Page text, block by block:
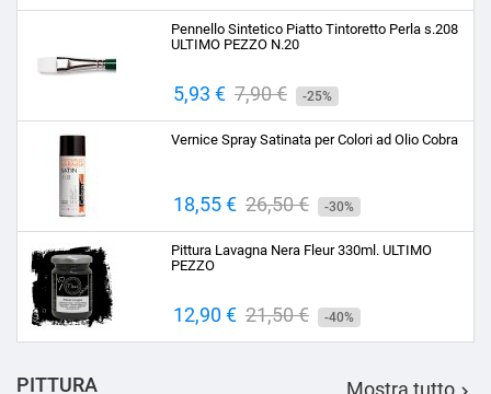
base
Pennello Sintetico Piatto Tintoretto Perla s.208
ULTIMO PEZZO N.20
Prezzo
5,93 € Prezzo
base
7,90 € -25%
Vernice Spray Satinata per Colori ad Olio Cobra
Prezzo
18,55 € Prezzo
base
26,50 € -30%
Pittura Lavagna Nera Fleur 330ml. ULTIMO
PEZZO
Prezzo
12,90 € Prezzo
base
21,50 € -40%
PITTURA